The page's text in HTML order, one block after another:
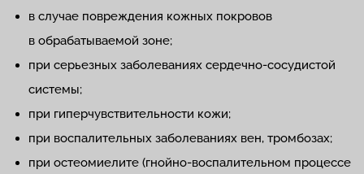
в случае повреждения кожных покровов
в обрабатываемой зоне;
при серьезных заболеваниях сердечно-сосудистой
системы;
при гиперчувствительности кожи;
при воспалительных заболеваниях вен, тромбозах;
при остеомиелите (гнойно-воспалительном процессе